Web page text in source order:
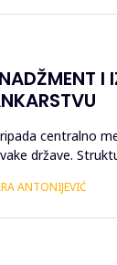
I
centralno
države.
ANTONIJEVIĆ